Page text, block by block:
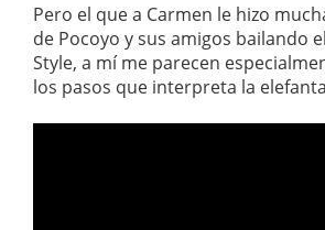
Pero el que a Carmen le hizo
de Pocoyo y sus amigos bailando
Style, a mí me parecen
los pasos que interpreta la